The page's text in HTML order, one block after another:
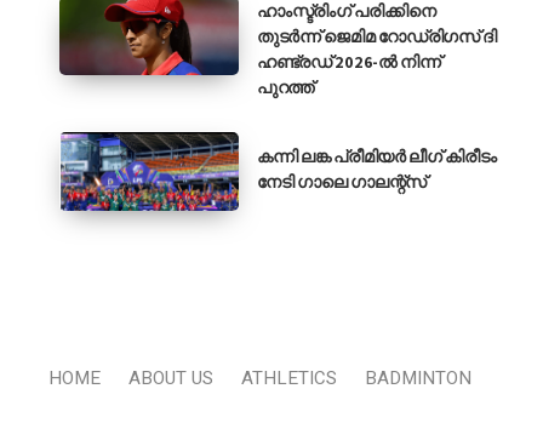
ഹാംസ്ട്രിംഗ് പരിക്കിനെ
തുടർന്ന് ജെമിമ റോഡ്രിഗസ് ദി
ഹണ്ട്രഡ് 2026-ൽ നിന്ന്
പുറത്ത്
കന്നി ലങ്ക പ്രീമിയർ ലീഗ് കിരീടം
നേടി ഗാലെ ഗാലന്റ്‌സ്
HOME ABOUT US ATHLETICS BADMINTON